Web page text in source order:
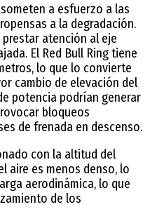
a esfuerzo a las
a la degradación.
atención al eje
El Red Bull Ring tiene
lo que lo convierte
cambio de elevación del
potencia podrían generar
bloqueos
de frenada en descenso.
con la altitud del
aire es menos denso, lo
aerodinámica, lo que
de los